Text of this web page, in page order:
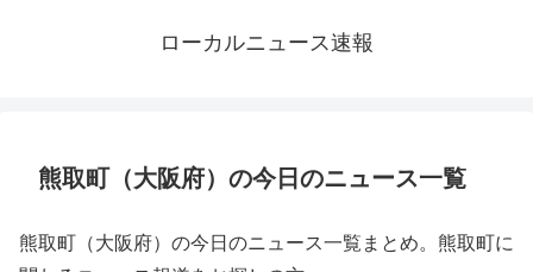
ローカルニュース速報
熊取町（大阪府）の今日のニュース一覧
熊取町（大阪府）の今日のニュース一覧まとめ。熊取町に